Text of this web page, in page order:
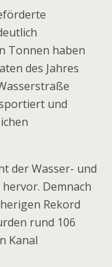
Tonnen haben
des Jahres
und
der Wasser- und
Demnach
Rekord
rund 106
Kanal